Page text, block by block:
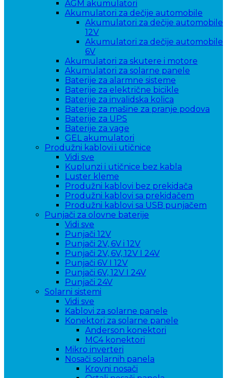
AGM akumulatori
Akumulatori za dečije automobile
Akumulatori za dečije automobile
12V
Akumulatori za dečije automobile
6V
Akumulatori za skutere i motore
Akumulatori za solarne panele
Baterije za alarmne sisteme
Baterije za električne bicikle
Baterije za invalidska kolica
Baterije za mašine za pranje podova
Baterije za UPS
Baterije za vage
GEL akumulatori
Produžni kablovi i utičnice
Vidi sve
Kuplunzi i utičnice bez kabla
Luster kleme
Produžni kablovi bez prekidača
Produžni kablovi sa prekidačem
Produžni kablovi sa USB punjačem
Punjači za olovne baterije
Vidi sve
Punjači 12V
Punjači 2V, 6V i 12V
Punjači 2V, 6V, 12V I 24V
Punjači 6V I 12V
Punjači 6V, 12V I 24V
Punjači 24V
Solarni sistemi
Vidi sve
Kablovi za solarne panele
Konektori za solarne panele
Anderson konektori
MC4 konektori
Mikro inverteri
Nosači solarnih panela
Krovni nosači